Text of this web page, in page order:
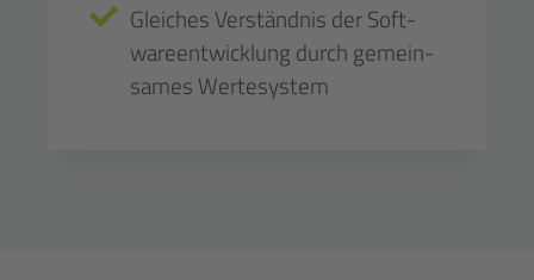
Gleiches Verständnis der Soft­
ware­ent­wicklung durch gemein­
sames Werte­system